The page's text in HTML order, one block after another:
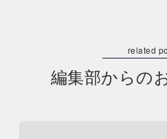
編集部からの